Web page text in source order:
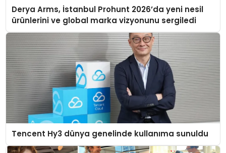
Derya Arms, İstanbul Prohunt 2026’da yeni nesil
ürünlerini ve global marka vizyonunu sergiledi
Tencent Hy3 dünya genelinde kullanıma sunuldu